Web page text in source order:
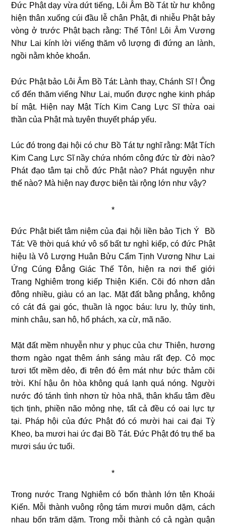
Đức Phật dạy vừa dứt tiếng, Lôi Âm Bồ Tát từ hư không
hiện thân xuống cúi đầu lễ chân Phật, đi nhiễu Phật bảy
vòng ở trước Phật bạch rằng: Thế Tôn! Lôi Âm Vương
Như Lai kính lời viếng thăm vô lượng đi đứng an lành,
ngồi nằm khỏe khoắn.
Đức Phật bảo Lôi Âm Bồ Tát: Lành thay, Chánh Sĩ ! Ông
cố đến thăm viếng Như Lai, muốn được nghe kinh pháp
bí mật. Hiện nay Mật Tích Kim Cang Lực Sĩ thừa oai
thần của Phật mà tuyên thuyết pháp yếu.
Lúc đó trong đại hội có chư Bồ Tát tự nghĩ rằng: Mật Tích
Kim Cang Lực Sĩ nầy chứa nhóm công đức từ đời nào?
Phát đạo tâm tại chỗ đức Phật nào? Phát nguyện như
thế nào? Mà hiện nay được biện tài rộng lớn như vậy?
*
Đức Phật biết tâm niệm của đại hội liền bảo Tịch Ý Bồ
Tát: Về thời quá khứ vô số bất tư nghì kiếp, có đức Phật
hiệu là Vô Lượng Huân Bửu Cẩm Tịnh Vương Như Lai
Ứng Cúng Đẳng Giác Thế Tôn, hiện ra nơi thế giới
Trang Nghiêm trong kiếp Thiện Kiến. Cõi đó nhơn dân
đông nhiều, giàu có an lạc. Mặt đất bằng phẳng, không
có cát đá gai góc, thuần là ngọc báu: lưu ly, thủy tinh,
minh châu, san hô, hổ phách, xa cừ, mã não.
Mặt đất mềm nhuyễn như y phục của chư Thiên, hương
thơm ngào ngạt thêm ánh sáng màu rất đẹp. Cỏ mọc
tươi tốt mềm dẻo, đi trên đó êm mát như bức thảm cõi
trời. Khí hậu ôn hòa không quá lạnh quá nóng. Người
nước đó tánh tình nhơn từ hòa nhã, thân khẩu tâm đều
tịch tịnh, phiền não mỏng nhẹ, tất cả đều có oai lực tự
tại. Pháp hội của đức Phật đó có mười hai cai đại Tỳ
Kheo, ba mươi hai ức đại Bồ Tát. Đức Phật đó trụ thế ba
mươi sáu ức tuổi.
*
Trong nước Trang Nghiêm có bốn thành lớn tên Khoái
Kiến. Mỗi thành vuông rộng tám mươi muôn dặm, cách
nhau bốn trăm dặm. Trong mỗi thành có cả ngàn quận